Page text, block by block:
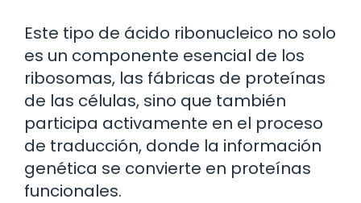
Este tipo de ácido ribonucleico no solo
es un componente esencial de los
ribosomas, las fábricas de proteínas
de las células, sino que también
participa activamente en el proceso
de traducción, donde la información
genética se convierte en proteínas
funcionales.